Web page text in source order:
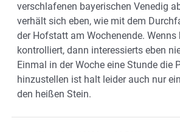
verschlafenen bayerischen Venedig
verhält sich eben, wie mit dem
der Hofstatt am Wochenende. Wenns
kontrolliert, dann interessierts eben
Einmal in der Woche eine Stunde die
hinzustellen ist halt leider auch nur
den heißen Stein.